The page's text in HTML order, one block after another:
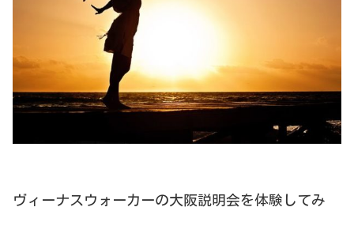
ヴィーナスウォーカーの大阪説明会を体験してみ